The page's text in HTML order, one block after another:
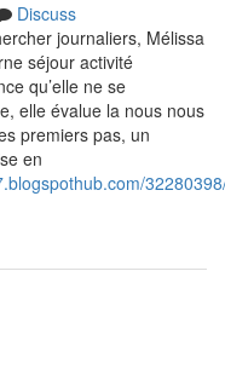
Discuss
journaliers, Mélissa
séjour activité
qu’elle ne se
elle évalue la nous nous
premiers pas, un
en